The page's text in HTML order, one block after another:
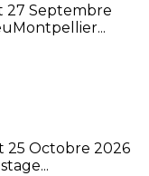
27 Septembre
25 Octobre 2026